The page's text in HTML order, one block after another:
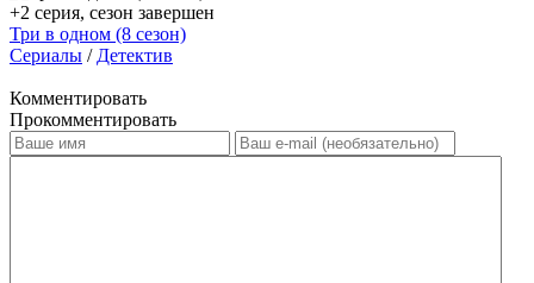
+2 серия, сезон завершен
Три в одном (8 сезон)
Сериалы / Детектив
Комментировать
Прокомментировать